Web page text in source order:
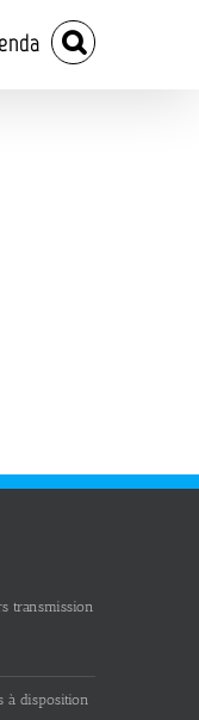
transmission
à disposition